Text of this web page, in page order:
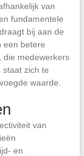
van
fundamentele
bij aan de
een betere
die medewerkers
staat zich te
waarde.
van
en